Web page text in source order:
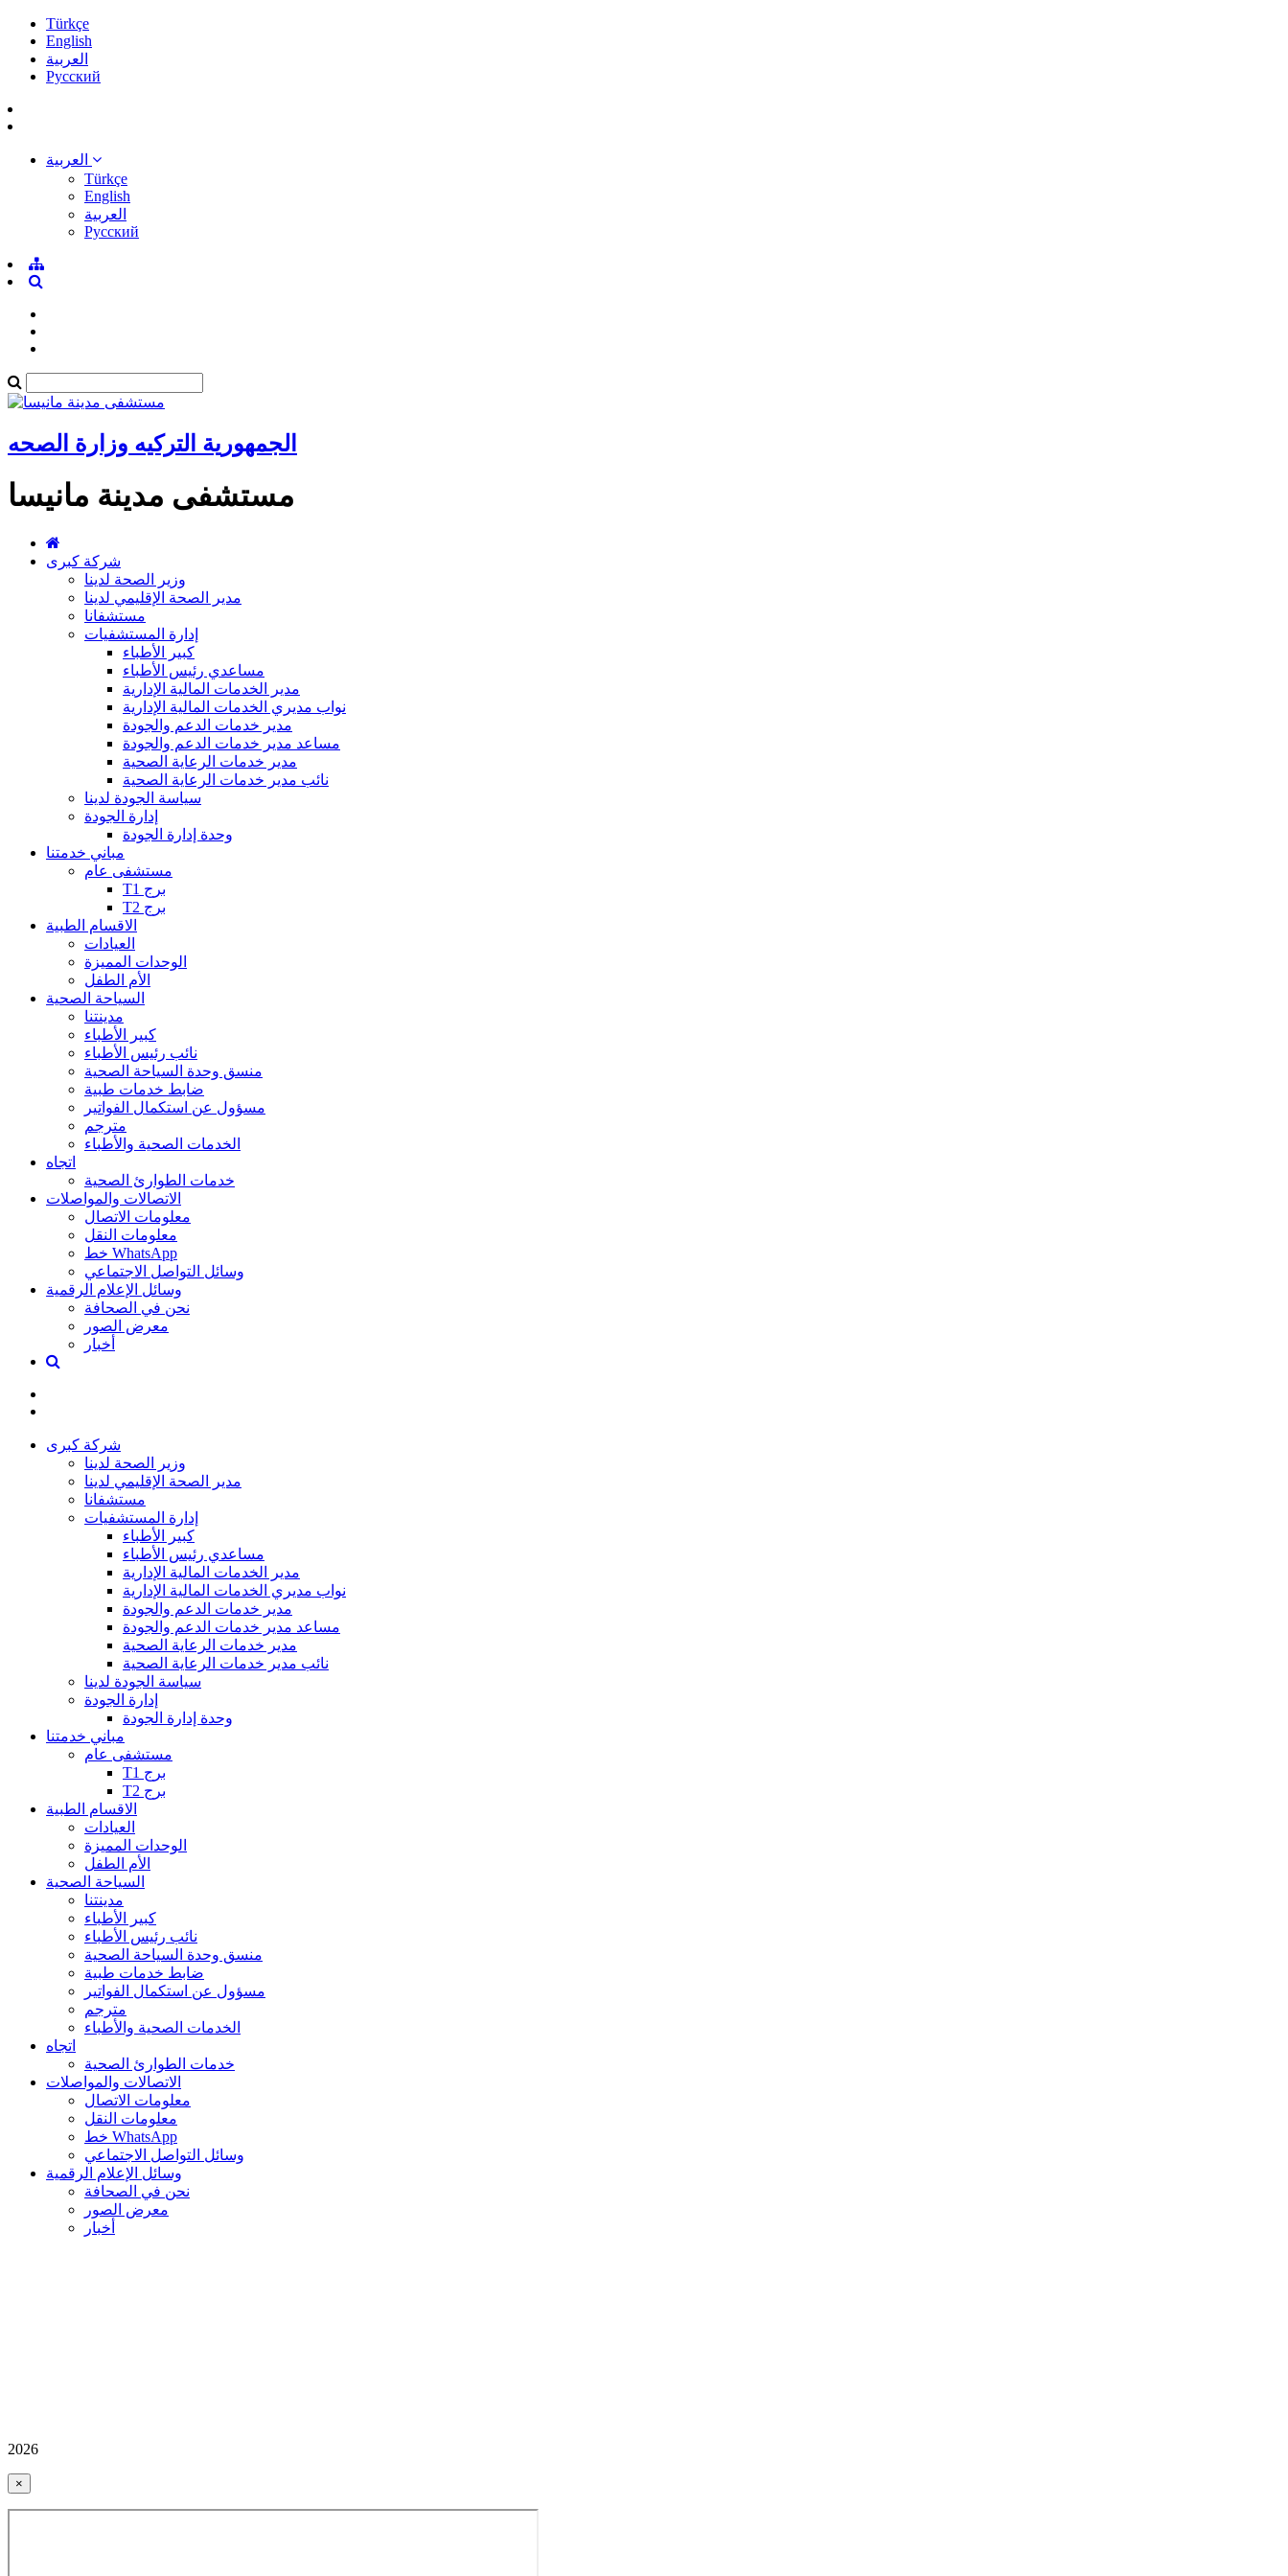
Türkçe
English
العربية
Pусский
Türkçe
English
العربية
Pусский
الجمهورية التركيه وزارة الصحه
مستشفى مدينة مانيسا
شركة كبرى
وزير الصحة لدينا
مدير الصحة الإقليمي لدينا
مستشفانا
إدارة المستشفيات
كبير الأطباء
مساعدي رئيس الأطباء
مدير الخدمات المالية الإدارية
نواب مديري الخدمات المالية الإدارية
مدير خدمات الدعم والجودة
مساعد مدير خدمات الدعم والجودة
مدير خدمات الرعاية الصحية
نائب مدير خدمات الرعاية الصحية
سياسة الجودة لدينا
إدارة الجودة
وحدة إدارة الجودة
مباني خدمتنا
مستشفى عام
T1 برج
T2 برج
الاقسام الطبية
العيادات
الوحدات المميزة
الأم الطفل
السياحة الصحية
مدينتنا
كبير الأطباء
نائب رئيس الأطباء
منسق وحدة السياحة الصحية
ضابط خدمات طبية
مسؤول عن استكمال الفواتير
مترجم
الخدمات الصحية والأطباء
اتجاه
خدمات الطوارئ الصحية
الاتصالات والمواصلات
معلومات الاتصال
معلومات النقل
خط WhatsApp
وسائل التواصل الاجتماعي
وسائل الإعلام الرقمية
نحن في الصحافة
معرض الصور
أخبار
شركة كبرى
وزير الصحة لدينا
مدير الصحة الإقليمي لدينا
مستشفانا
إدارة المستشفيات
كبير الأطباء
مساعدي رئيس الأطباء
مدير الخدمات المالية الإدارية
نواب مديري الخدمات المالية الإدارية
مدير خدمات الدعم والجودة
مساعد مدير خدمات الدعم والجودة
مدير خدمات الرعاية الصحية
نائب مدير خدمات الرعاية الصحية
سياسة الجودة لدينا
إدارة الجودة
وحدة إدارة الجودة
مباني خدمتنا
مستشفى عام
T1 برج
T2 برج
الاقسام الطبية
العيادات
الوحدات المميزة
الأم الطفل
السياحة الصحية
مدينتنا
كبير الأطباء
نائب رئيس الأطباء
منسق وحدة السياحة الصحية
ضابط خدمات طبية
مسؤول عن استكمال الفواتير
مترجم
الخدمات الصحية والأطباء
اتجاه
خدمات الطوارئ الصحية
الاتصالات والمواصلات
معلومات الاتصال
معلومات النقل
خط WhatsApp
وسائل التواصل الاجتماعي
وسائل الإعلام الرقمية
نحن في الصحافة
معرض الصور
أخبار
2026
×